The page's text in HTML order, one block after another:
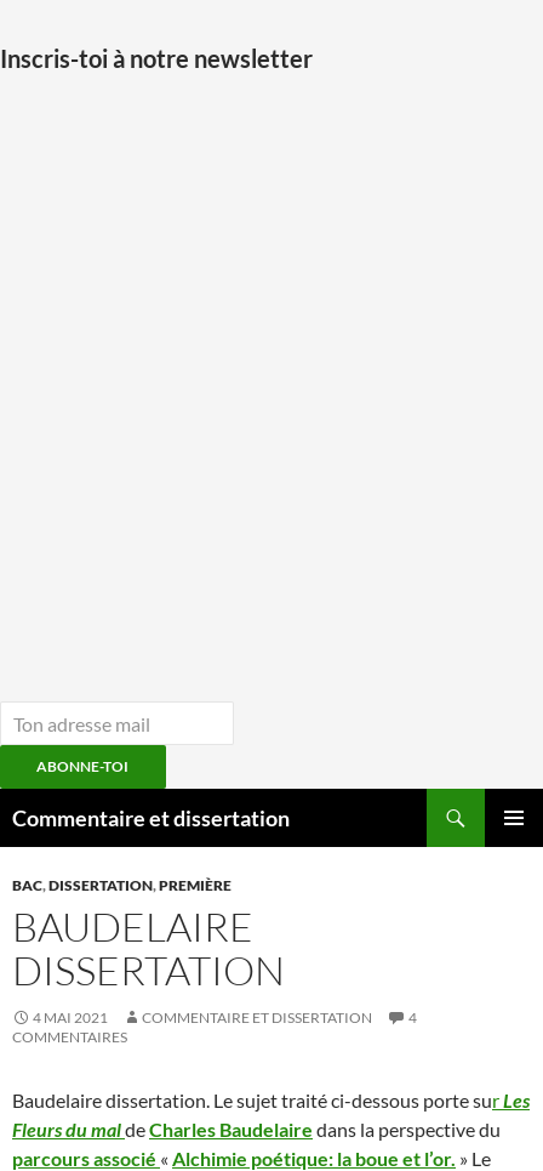
Inscris-toi à notre newsletter
ABONNE-TOI
auCommentaire et dissertation
BAC,DISSERTATION,PREMIÈRE
BAUDELAIRE
DISSERTATION
4 MAI 2021 COMMENTAIRE ET DISSERTATION
4
COMMENTAIRES
Baudelaire dissertation. Le sujet traité ci-dessous porte surLes
Fleurs du maldeCharles Baudelaire dans la perspective du
parcours associé « Alchimie poétique: la boue et l’or. » Le